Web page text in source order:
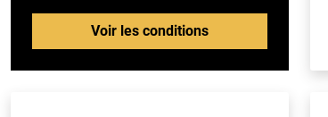
Voir les conditions